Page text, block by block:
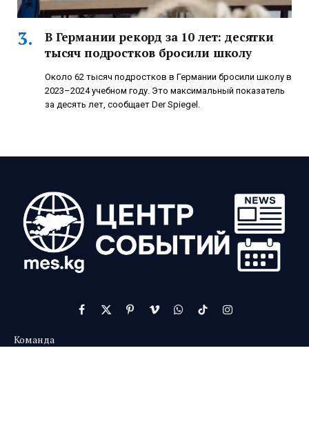
В Германии рекорд за 10 лет: десятки
тысяч подростков бросили школу
Около 62 тысяч подростков в Германии бросили школу в
2023–2024 учебном году. Это максимальный показатель
за десять лет, сообщает Der Spiegel.
Facebook
X
PinterestVimeoWhatsApp
TikTokInstagram
Команда